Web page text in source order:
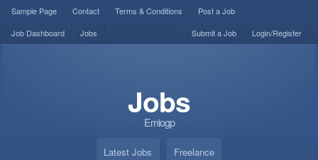
Sample Page Contact Terms & Conditions
Post a Job
Job Dashboard
Jobs Login/Register
Submit a Job
Jobs
Emiogp
Latest Jobs Freelance